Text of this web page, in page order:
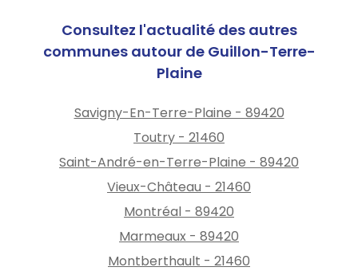
Consultez l'actualité des autres
communes autour de Guillon-Terre-
Plaine
Savigny-En-Terre-Plaine - 89420
Toutry - 21460
Saint-André-en-Terre-Plaine - 89420
Vieux-Château - 21460
Montréal - 89420
Marmeaux - 89420
Montberthault - 21460